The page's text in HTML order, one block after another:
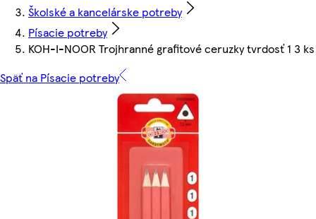
Školské a kancelárske potreby
Písacie potreby
KOH-I-NOOR Trojhranné grafitové ceruzky tvrdosť 1 3 ks
Späť na Písacie potreby